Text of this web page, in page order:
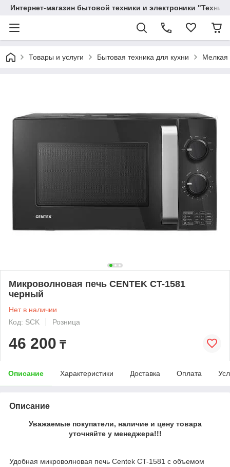
Интернет-магазин бытовой техники и электроники
Товары и услуги Бытовая техника для кухни Мелкая
Микроволновая печь CENTEK CT-1581
черный
Нет в наличии
Код: SCK
Розница
46 200 ₸
Описание Характеристики Доставка Оплата
Описание
Уважаемые покупатели, наличие и цену товара
уточняйте у менеджера!!!
Удобная микроволновая печь Centek CT-1581 с объемом